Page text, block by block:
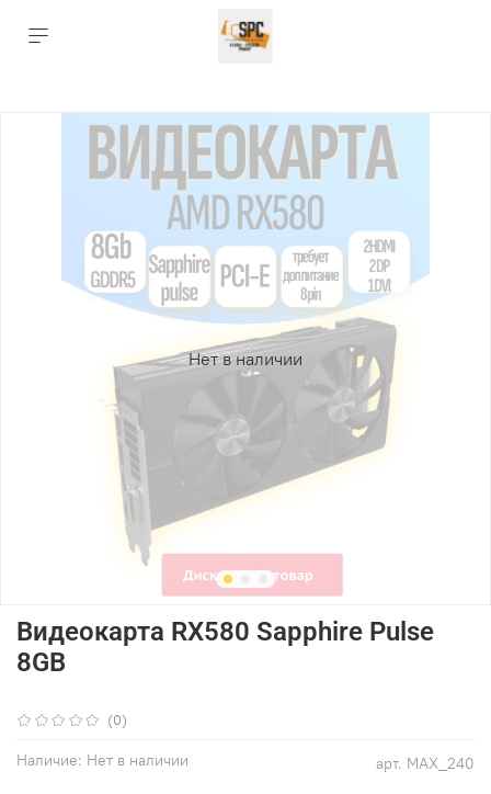
Нет в наличии
(0)
арт. MAX_240
Наличие: Нет в наличии
Видеокарта RX580 Sapphire Pulse
8GB